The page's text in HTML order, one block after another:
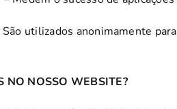
utilizados anonimamente
NO NOSSO WEBSITE?